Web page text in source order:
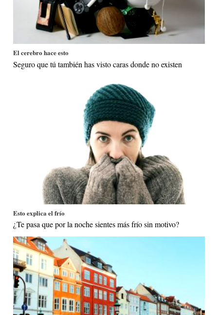
El cerebro hace esto
Seguro que tú también has visto caras donde no existen
Esto explica el frío
¿Te pasa que por la noche sientes más frío sin motivo?